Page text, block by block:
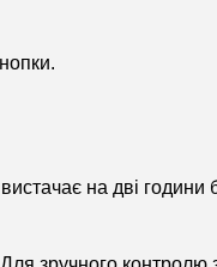
на дві години